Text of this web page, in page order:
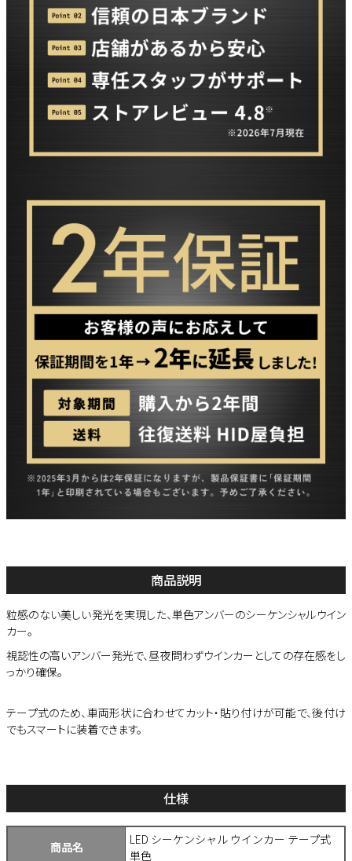
商品説明
粒感のない美しい発光を実現した、単色アンバーのシーケンシャルウイン
カー。
視認性の高いアンバー発光で、昼夜問わずウインカーとしての存在感をし
っかり確保。
テープ式のため、車両形状に合わせてカット・貼り付けが可能で、後付け
でもスマートに装着できます。
仕様
商品名
LED シーケンシャル ウインカー テープ式
単色